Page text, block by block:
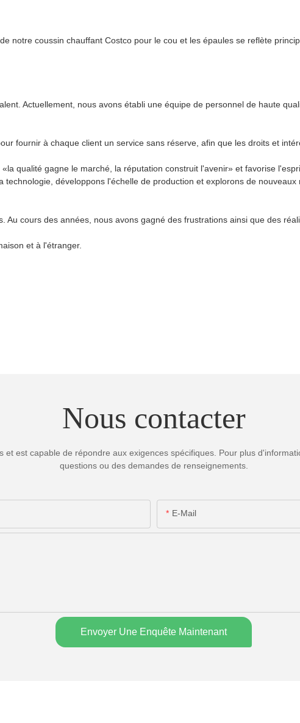
notre coussin chauffant Costco pour le cou et les épaules se reflète
Actuellement, nous avons établi une équipe de personnel de haute
fournir à chaque client un service sans réserve, afin que les droits et
qualité gagne le marché, la réputation construit l'avenir» et favorise
développons l'échelle de production et explorons de
cours des années, nous avons gagné des frustrations ainsi que des
et à l'étranger.
Nous contacter
est capable de répondre aux exigences spécifiques. Pour plus
questions ou des demandes de renseignements.
E-Mail
Envoyer Une Enquête Maintenant